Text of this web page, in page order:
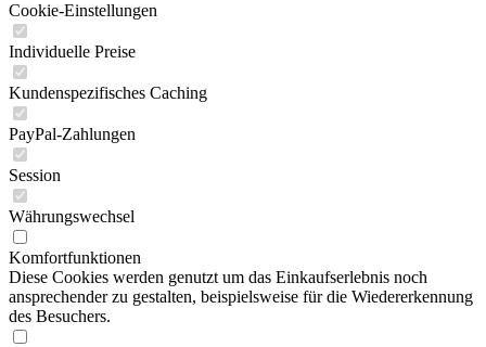
Cookie-Einstellungen
Individuelle Preise
Kundenspezifisches Caching
PayPal-Zahlungen
Session
Währungswechsel
Komfortfunktionen
Diese Cookies werden genutzt um das Einkaufserlebnis noch
ansprechender zu gestalten, beispielsweise für die Wiedererkennung
des Besuchers.